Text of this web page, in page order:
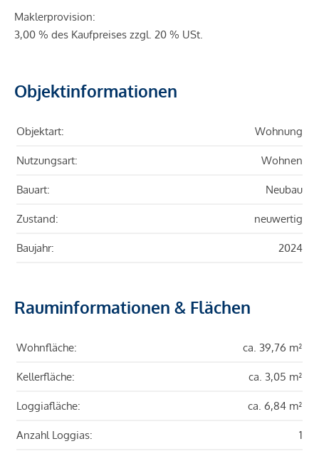
Maklerprovision:
3,00 % des Kaufpreises zzgl. 20 % USt.
Objektinformationen
Objektart: Wohnung
Nutzungsart: Wohnen
Bauart: Neubau
Zustand: neuwertig
Baujahr: 2024
Rauminformationen & Flächen
Wohnfläche: ca. 39,76 m²
Kellerfläche: ca. 3,05 m²
Loggiafläche: ca. 6,84 m²
Anzahl Loggias: 1